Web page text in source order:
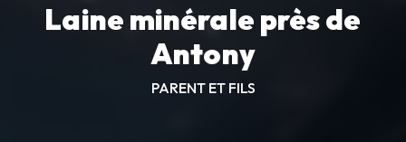
Laine minérale près de
Antony
PARENT ET FILS